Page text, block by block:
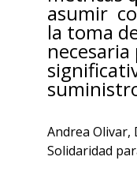
asumir
la toma
Andrea Olivar,
Solidaridad